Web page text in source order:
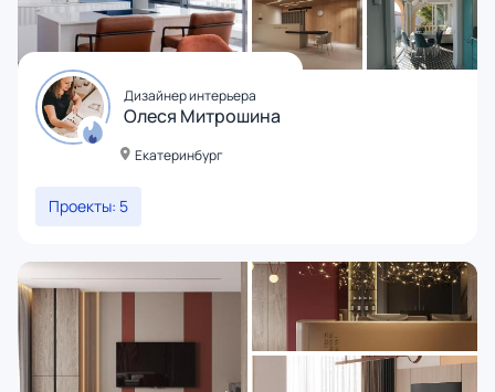
Дизайнер интерьера
Олеся Митрошина
Екатеринбург
Проекты: 5